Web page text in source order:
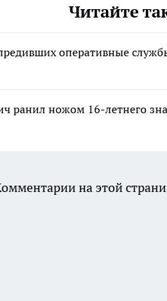
Читайте
оперативные
ранил ножом 16-летнего
на этой